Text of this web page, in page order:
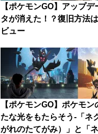
【ポケモンGO】アップ
タが消えた！？復旧方法は
ビュー
【ポケモンGO】ポケモ
たな光をもたらそう-「ネ
がれのたてがみ）」と「